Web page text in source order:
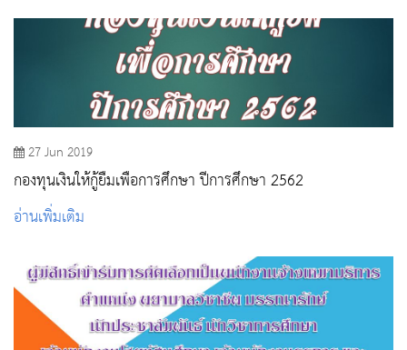
27 Jun 2019
กองทุนเงินให้กู้ยืมเพื่อการศึกษา ปีการศึกษา 2562
อ่านเพิ่มเติม